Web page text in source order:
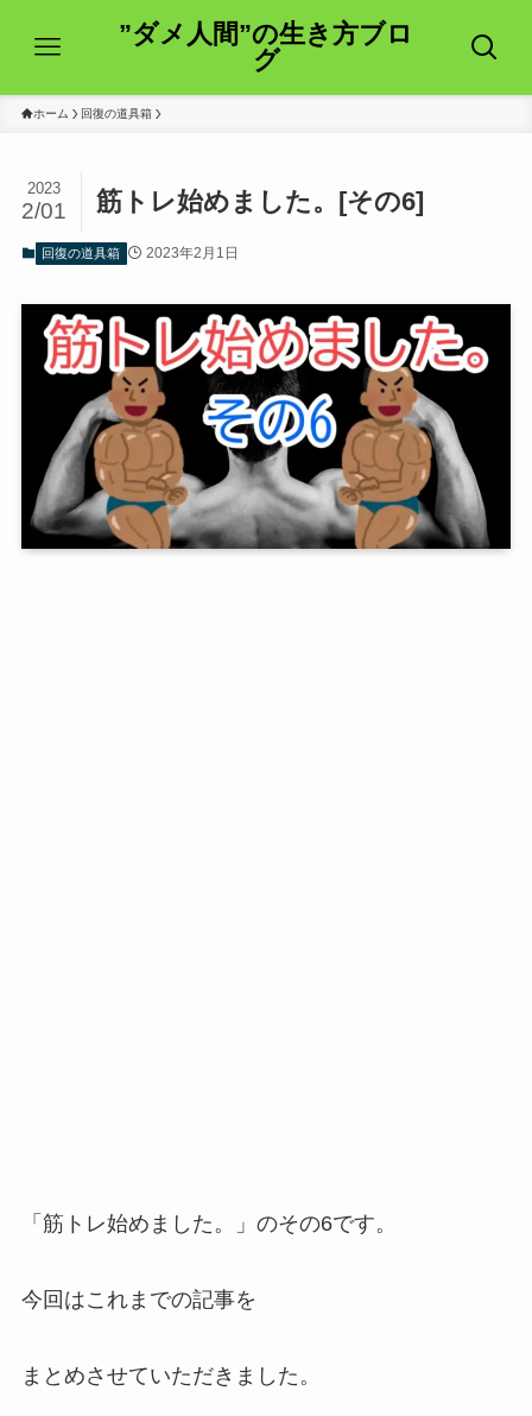
”ダメ人間”の生き方ブロ
グ
ホーム 回復の道具箱
筋トレ始めました。[その6]
2023
2/01
回復の道具箱 2023年2月1日
「筋トレ始めました。」のその6です。
今回はこれまでの記事を
まとめさせていただきました。